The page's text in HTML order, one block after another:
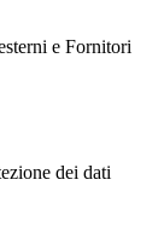
e Fornitori
dei dati